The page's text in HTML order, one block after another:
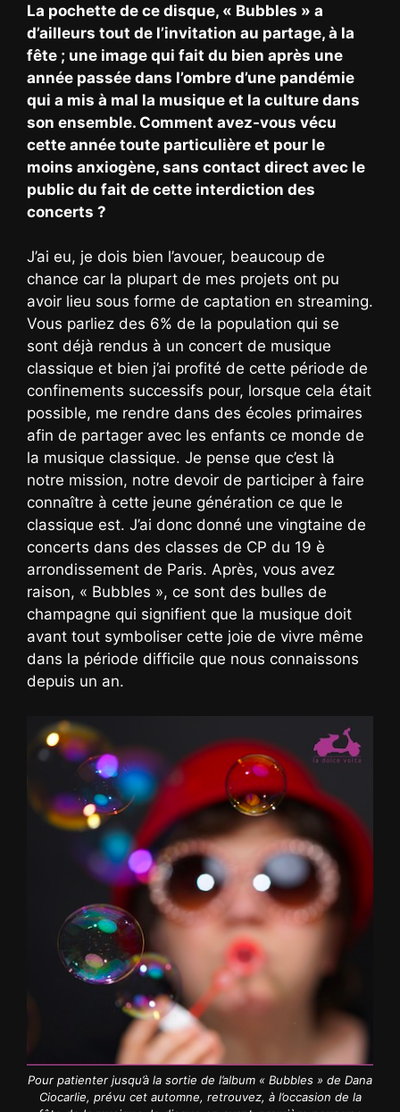
La pochette de ce disque, « Bubbles » a
d’ailleurs tout de l’invitation au partage, à la
fête ; une image qui fait du bien après une
année passée dans l’ombre d’une pandémie
qui a mis à mal la musique et la culture dans
son ensemble. Comment avez-vous vécu
cette année toute particulière et pour le
moins anxiogène, sans contact direct avec le
public du fait de cette interdiction des
concerts ?
J’ai eu, je dois bien l’avouer, beaucoup de
chance car la plupart de mes projets ont pu
avoir lieu sous forme de captation en streaming.
Vous parliez des 6% de la population qui se
sont déjà rendus à un concert de musique
classique et bien j’ai profité de cette période de
confinements successifs pour, lorsque cela était
possible, me rendre dans des écoles primaires
afin de partager avec les enfants ce monde de
la musique classique. Je pense que c’est là
notre mission, notre devoir de participer à faire
connaître à cette jeune génération ce que le
classique est. J’ai donc donné une vingtaine de
concerts dans des classes de CP du 19 è
arrondissement de Paris. Après, vous avez
raison, « Bubbles », ce sont des bulles de
champagne qui signifient que la musique doit
avant tout symboliser cette joie de vivre même
dans la période difficile que nous connaissons
depuis un an.
Pour patienter jusqu’à la sortie de l’album « Bubbles » de Dana
Ciocarlie, prévu cet automne, retrouvez, à l’occasion de la